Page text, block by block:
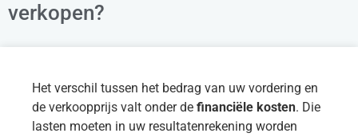
verkopen?
Het verschil tussen het bedrag van uw vordering en
de verkoopprijs valt onder de financiële kosten. Die
lasten moeten in uw resultatenrekening worden